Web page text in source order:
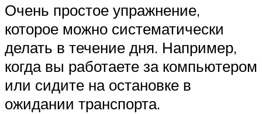
Очень простое упражнение,
которое можно систематически
делать в течение дня. Например,
когда вы работаете за компьютером
или сидите на остановке в
ожидании транспорта.